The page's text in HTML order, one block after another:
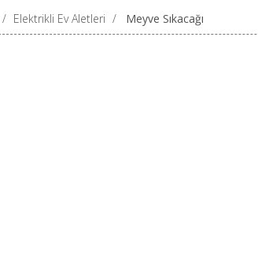
/ Elektrikli Ev Aletleri / Meyve Sıkacağı